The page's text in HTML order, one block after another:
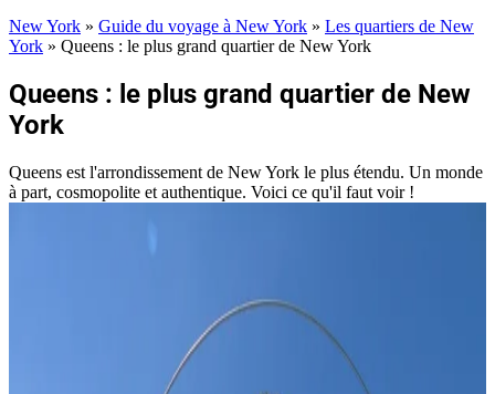
New York » Guide du voyage à New York » Les quartiers de New
York » Queens : le plus grand quartier de New York
Queens : le plus grand quartier de New
York
Queens est l'arrondissement de New York le plus étendu. Un monde
à part, cosmopolite et authentique. Voici ce qu'il faut voir !